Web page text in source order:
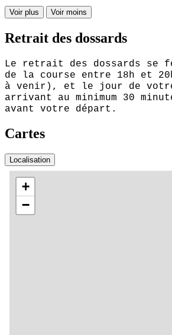
Voir plus Voir moins
Retrait des dossards
Le retrait des dossards se
de la course entre 18h et
à venir), et le jour de
arrivant au minimum 30
avant votre départ.
Cartes
Localisation